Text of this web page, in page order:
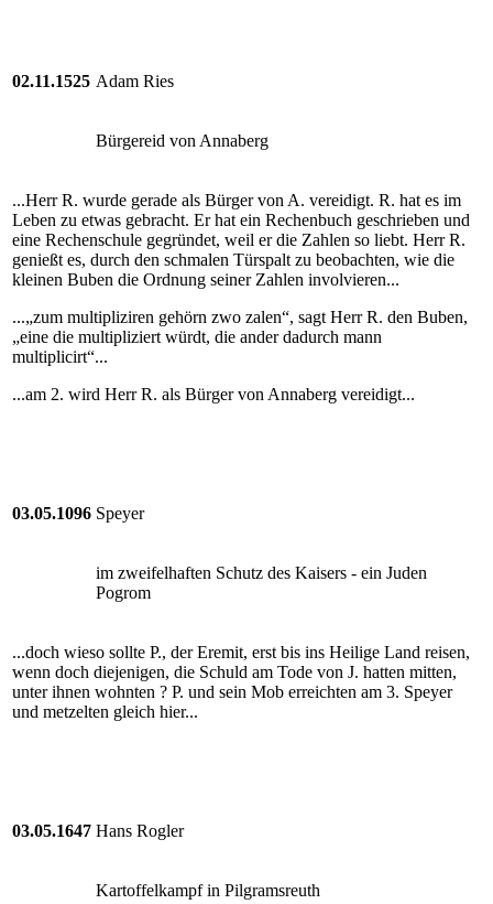
02.11.1525 Adam Ries
Bürgereid von Annaberg
...Herr R. wurde gerade als Bürger von A. vereidigt. R. hat es im
Leben zu etwas gebracht. Er hat ein Rechenbuch geschrieben und
eine Rechenschule gegründet, weil er die Zahlen so liebt. Herr R.
genießt es, durch den schmalen Türspalt zu beobachten, wie die
kleinen Buben die Ordnung seiner Zahlen involvieren...
...„zum multipliziren gehörn zwo zalen“, sagt Herr R. den Buben,
„eine die multipliziert würdt, die ander dadurch mann
multiplicirt“...
...am 2. wird Herr R. als Bürger von Annaberg vereidigt...
03.05.1096 Speyer
im zweifelhaften Schutz des Kaisers - ein Juden
Pogrom
...doch wieso sollte P., der Eremit, erst bis ins Heilige Land reisen,
wenn doch diejenigen, die Schuld am Tode von J. hatten mitten,
unter ihnen wohnten ? P. und sein Mob erreichten am 3. Speyer
und metzelten gleich hier...
03.05.1647 Hans Rogler
Kartoffelkampf in Pilgramsreuth